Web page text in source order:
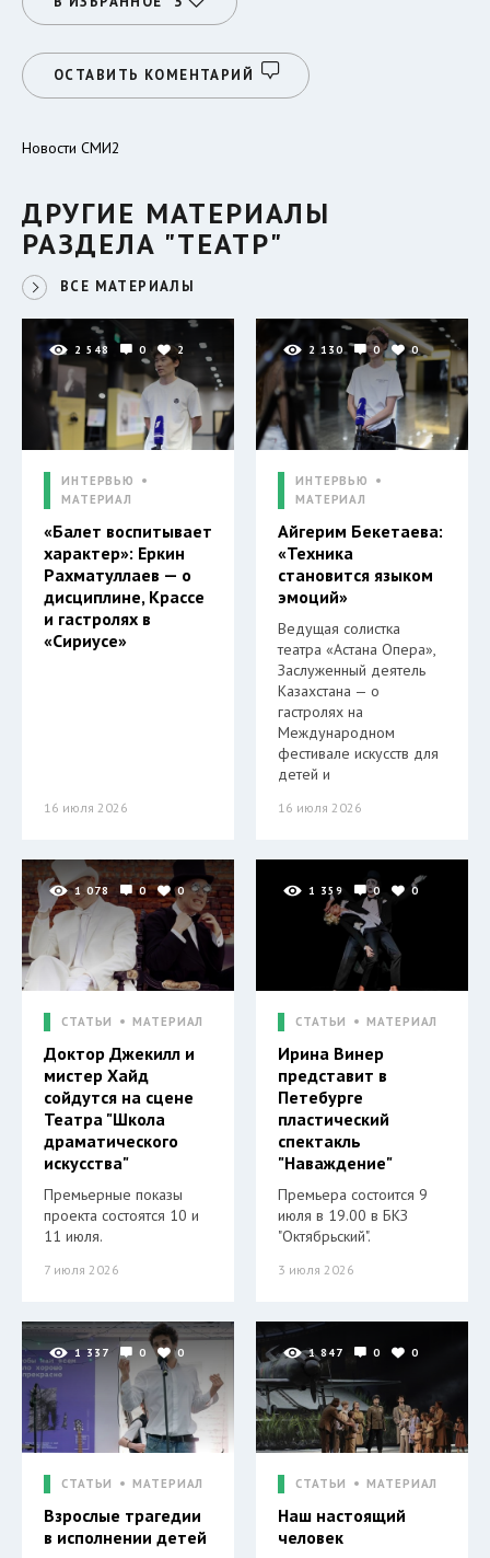
ОСТАВИТЬ КОМЕНТАРИЙ
Новости СМИ2
ДРУГИЕ МАТЕРИАЛЫ
РАЗДЕЛА "ТЕАТР"
ВСЕ МАТЕРИАЛЫ
2 548 0 2
ИНТЕРВЬЮ
МАТЕРИАЛ
«Балет воспитывает
характер»: Еркин
Рахматуллаев — о
дисциплине, Крассе
и гастролях в
«Сириусе»
16 июля 2026
2 130 0 0
ИНТЕРВЬЮ
МАТЕРИАЛ
Айгерим Бекетаева:
«Техника
становится языком
эмоций»
Ведущая солистка
театра «Астана Опера»,
Заслуженный деятель
Казахстана — о
гастролях на
Международном
фестивале искусств для
детей и
16 июля 2026
1 078 0 0
СТАТЬИ МАТЕРИАЛ
Доктор Джекилл и
мистер Хайд
сойдутся на сцене
Театра "Школа
драматического
искусства"
Премьерные показы
проекта состоятся 10 и
11 июля.
7 июля 2026
1 359 0 0
СТАТЬИ МАТЕРИАЛ
Ирина Винер
представит в
Петебурге
пластический
спектакль
"Наваждение"
Премьера состоится 9
июля в 19.00 в БКЗ
"Октябрьский".
3 июля 2026
1 337 0 0
СТАТЬИ МАТЕРИАЛ
Взрослые трагедии
в исполнении детей
1 847 0 0
СТАТЬИ МАТЕРИАЛ
Наш настоящий
человек